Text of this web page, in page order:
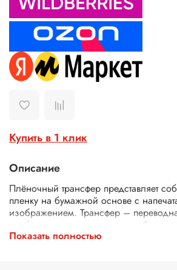
Купить в 1 клик
Описание
Плёночный трансфер представляет
пленку на бумажной основе с
изображением. Трансфер –
изображение, с его помощью Ваше
неповторимость и уникальность.
Показать полностью